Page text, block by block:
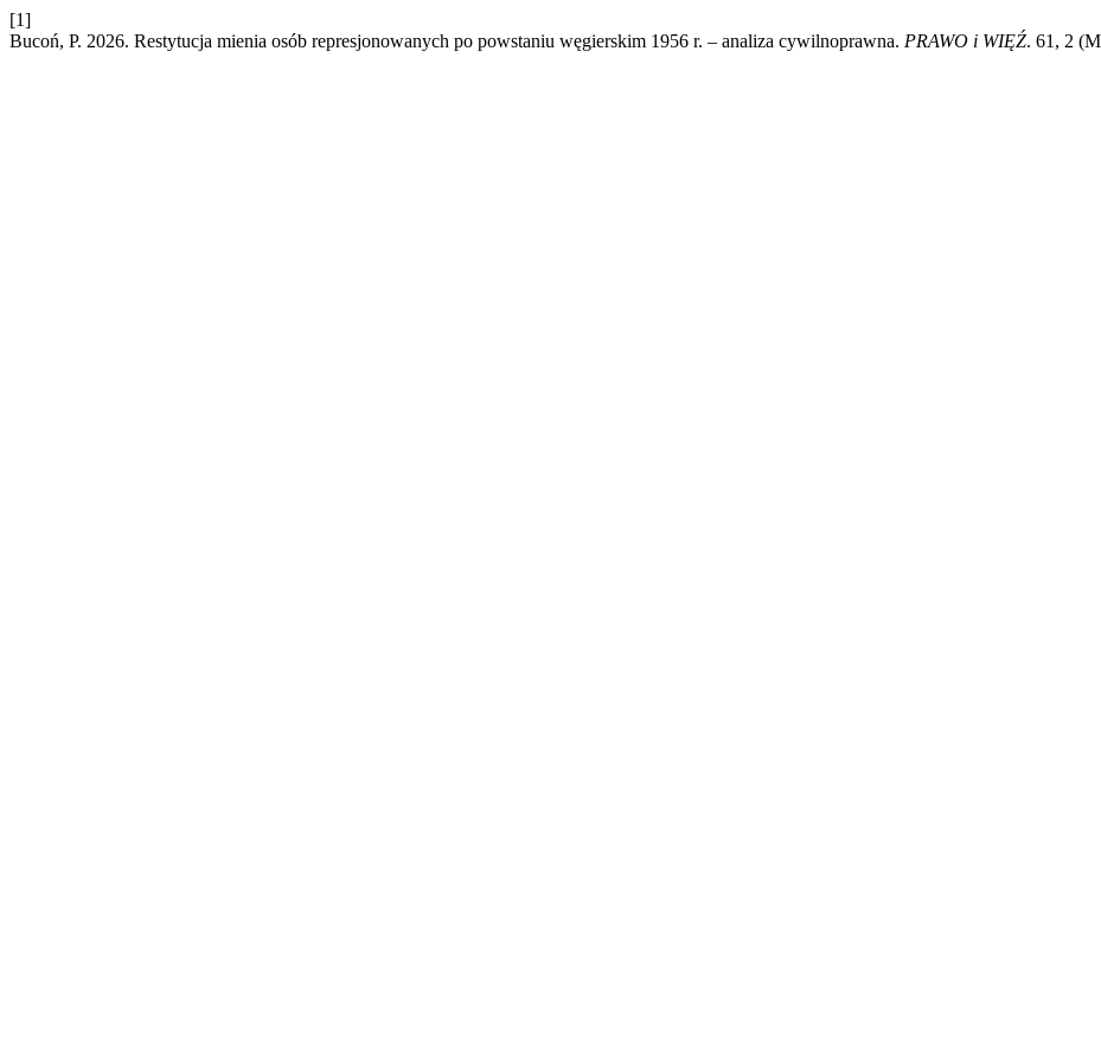
[1]
Bucoń, P. 2026. Restytucja mienia osób represjonowanych po powstaniu węgierskim 1956 r. – analiza cywilnoprawna. PRAWO i WIĘŹ. 61, 2